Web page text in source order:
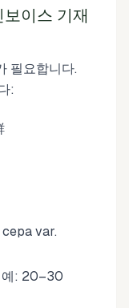
이스 기재
필요합니다.
:
var.
예: 20–30